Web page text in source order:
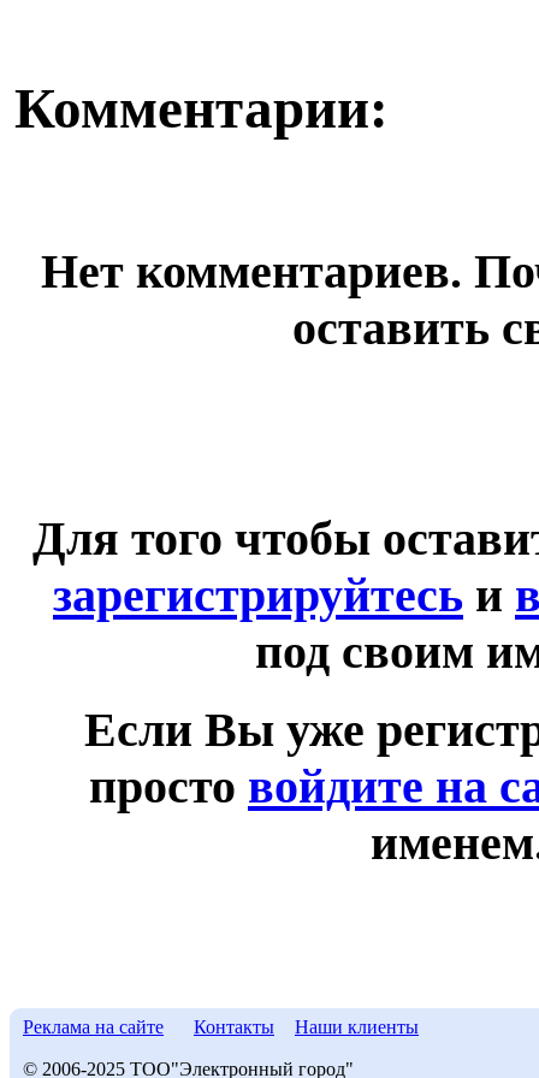
Комментарии:
Нет комментариев.
оставить
Для того чтобы
зарегистрируйтесь и
под своим
Если Вы уже
просто войдите на
Реклама на сайте Контакты Наши клиенты
© 2006-2025 ТОО"Электронный город"